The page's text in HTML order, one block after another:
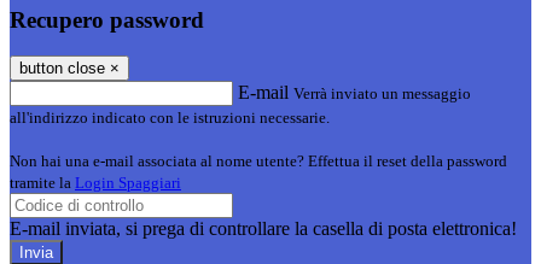
Recupero password
button close ×
E-mail Verrà inviato un messaggio
all'indirizzo indicato con le istruzioni necessarie.
Non hai una e-mail associata al nome utente? Effettua il reset della password
tramite la Login Spaggiari
E-mail inviata, si prega di controllare la casella di posta elettronica!